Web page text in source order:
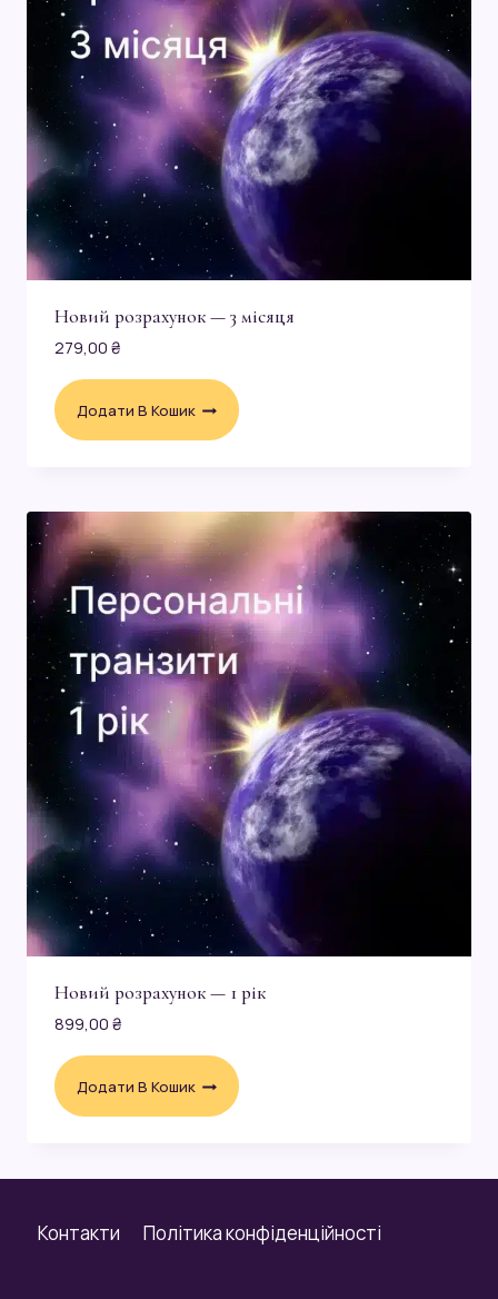
Новий розрахунок — 3 місяця
279,00 ₴
Додати В Кошик
Новий розрахунок — 1 рік
899,00 ₴
Додати В Кошик
Контакти Політика конфіденційності